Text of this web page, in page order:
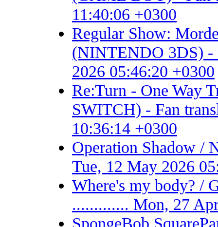
11:40:06 +0300
Regular Show:
(NINTENDO 3DS) -
2026 05:46:20 +0300
Re:Turn - One Way
SWITCH) - Fan
10:36:14 +0300
Operation Shadow
Tue, 12 May 2026
Where's my body? /
............. Mon, 27
SpongeBob